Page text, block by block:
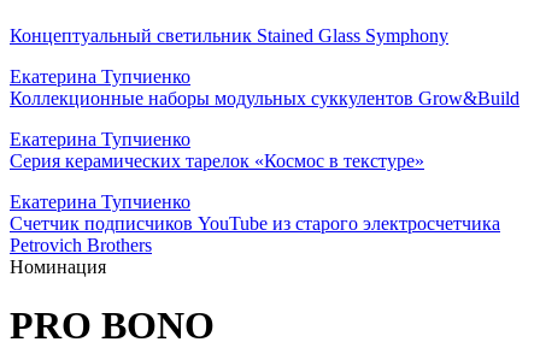
Концептуальный светильник Stained Glass Symphony
Екатерина Тупчиенко
Коллекционные наборы модульных суккулентов Grow&Build
Екатерина Тупчиенко
Серия керамических тарелок «Космос в текстуре»
Екатерина Тупчиенко
Счетчик подписчиков YouTube из старого электросчетчика
Petrovich Brothers
Номинация
PRO BONO